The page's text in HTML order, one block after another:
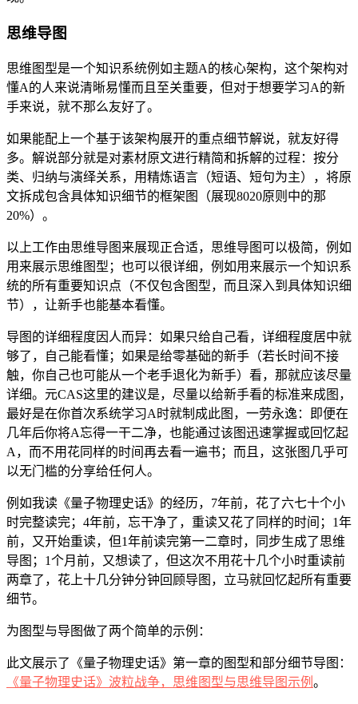
思维导图
思维图型是一个知识系统例如主题A的核心架构，这个架构对
懂A的人来说清晰易懂而且至关重要，但对于想要学习A的新
手来说，就不那么友好了。
如果能配上一个基于该架构展开的重点细节解说，就友好得
多。解说部分就是对素材原文进行精简和拆解的过程：按分
类、归纳与演绎关系，用精炼语言（短语、短句为主），将原
文拆成包含具体知识细节的框架图（展现8020原则中的那
20%）。
以上工作由思维导图来展现正合适，思维导图可以极简，例如
用来展示思维图型；也可以很详细，例如用来展示一个知识系
统的所有重要知识点（不仅包含图型，而且深入到具体知识细
节），让新手也能基本看懂。
导图的详细程度因人而异：如果只给自己看，详细程度居中就
够了，自己能看懂；如果是给零基础的新手（若长时间不接
触，你自己也可能从一个老手退化为新手）看，那就应该尽量
详细。元CAS这里的建议是，尽量以给新手看的标准来成图，
最好是在你首次系统学习A时就制成此图，一劳永逸：即便在
几年后你将A忘得一干二净，也能通过该图迅速掌握或回忆起
A，而不用花同样的时间再去看一遍书；而且，这张图几乎可
以无门槛的分享给任何人。
例如我读《量子物理史话》的经历，7年前，花了六七十个小
时完整读完；4年前，忘干净了，重读又花了同样的时间；1年
前，又开始重读，但1年前读完第一二章时，同步生成了思维
导图；1个月前，又想读了，但这次不用花十几个小时重读前
两章了，花上十几分钟分钟回顾导图，立马就回忆起所有重要
细节。
为图型与导图做了两个简单的示例：
此文展示了《量子物理史话》第一章的图型和部分细节导图：
《量子物理史话》波粒战争，思维图型与思维导图示例 。